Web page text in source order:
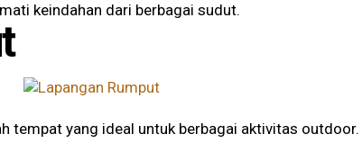
keindahan dari berbagai sudut.
tempat yang ideal untuk berbagai aktivitas outdoor.